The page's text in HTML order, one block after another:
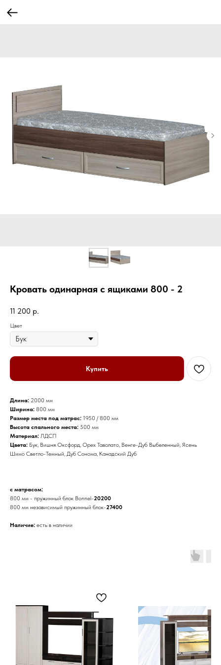
Кровать одинарная с ящиками 800 - 2
11 200 р.
Цвет
Купить
Длина: 2000 мм
Ширина: 800 мм
Размер места под матрас: 1950 / 800 мм
Высота спального места: 500 мм
Материал: ЛДСП
Цвета: Бук, Вишня Оксфорд, Орех Таволато, Венге-Дуб Выбеленный, Ясень
Шимо Светло-Темный, Дуб Сонома, Канадский Дуб
с матрасом:
800 мм - пружинный блок Bonnel-20200
800 мм независимый пружинный блок-27400
Наличие: есть в наличии